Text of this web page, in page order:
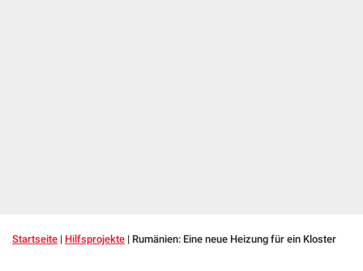
Startseite | Hilfsprojekte | Rumänien: Eine neue Heizung für ein Kloster